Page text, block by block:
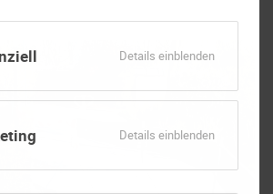
Details einblendenfür
Details einblendenfür